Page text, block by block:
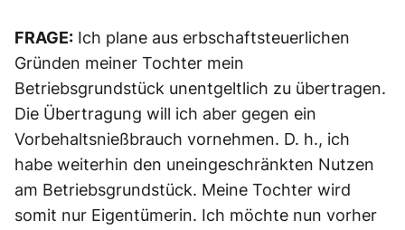
FRAGE: Ich plane aus erbschaftsteuerlichen
Gründen meiner Tochter mein
Betriebsgrundstück unentgeltlich zu übertragen.
Die Übertragung will ich aber gegen ein
Vorbehaltsnießbrauch vornehmen. D. h., ich
habe weiterhin den uneingeschränkten Nutzen
am Betriebsgrundstück. Meine Tochter wird
somit nur Eigentümerin. Ich möchte nun vorher